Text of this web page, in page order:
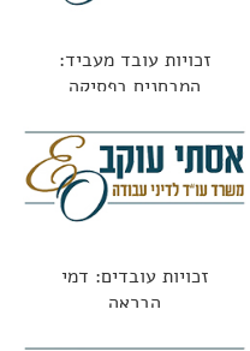
זכויות עובד מעביד:
המבחנים בפסיקה
זכויות עובדים: דמי
הבראה